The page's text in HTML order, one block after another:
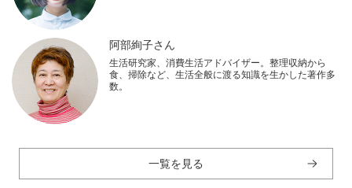
阿部絢子さん
生活研究家、消費生活アドバイザー。整理収納から
食、掃除など、生活全般に渡る知識を生かした著作多
数。
一覧を見る